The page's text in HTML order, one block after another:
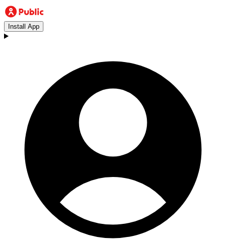
Install App